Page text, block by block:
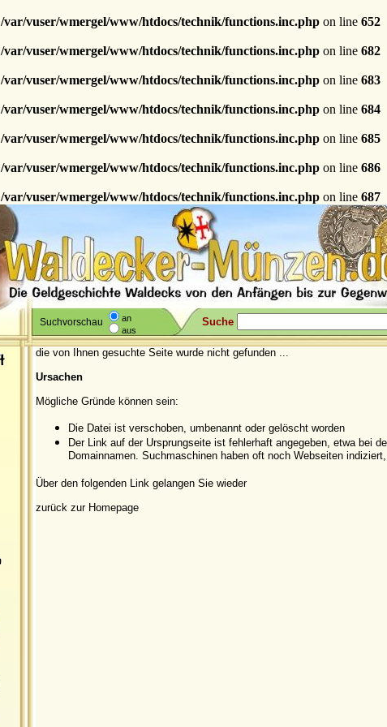
/var/vuser/wmergel/www/htdocs/technik/functions.inc.php on line 652
/var/vuser/wmergel/www/htdocs/technik/functions.inc.php on line 682
/var/vuser/wmergel/www/htdocs/technik/functions.inc.php on line 683
/var/vuser/wmergel/www/htdocs/technik/functions.inc.php on line 684
/var/vuser/wmergel/www/htdocs/technik/functions.inc.php on line 685
/var/vuser/wmergel/www/htdocs/technik/functions.inc.php on line 686
/var/vuser/wmergel/www/htdocs/technik/functions.inc.php on line 687
Suchvorschau
an
aus
Suche
die von Ihnen gesuchte Seite wurde nicht gefunden ...
Ursachen
Mögliche Gründe können sein:
Die Datei ist verschoben, umbenannt oder gelöscht worden
Der Link auf der Ursprungseite ist fehlerhaft angegeben, etwa bei
Domainnamen. Suchmaschinen haben oft noch Webseiten
Über den folgenden Link gelangen Sie wieder
zurück zur Homepage